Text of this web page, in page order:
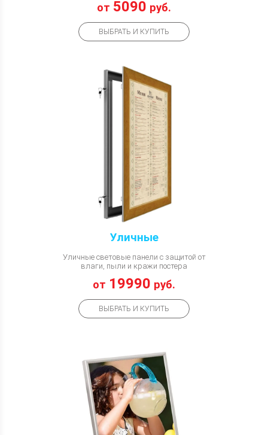
от 5090 руб.
ВЫБРАТЬ И КУПИТЬ
Уличные
Уличные световые панели с защитой от
влаги, пыли и кражи постера
от 19990 руб.
ВЫБРАТЬ И КУПИТЬ